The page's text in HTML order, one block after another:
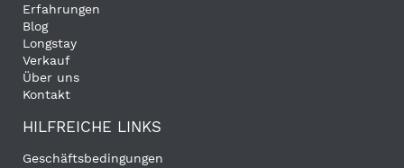
Erfahrungen
Blog
Longstay
Verkauf
Über uns
Kontakt
HILFREICHE LINKS
Geschäftsbedingungen